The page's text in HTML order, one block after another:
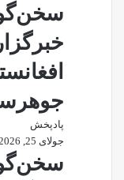
پادپخش
جولای 25, 2026